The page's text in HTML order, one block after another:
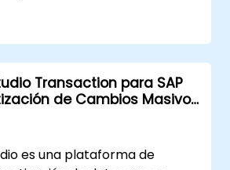
Transaction para SAP
de Cambios Masivos
es una plataforma de